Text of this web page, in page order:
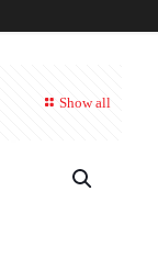
Show all